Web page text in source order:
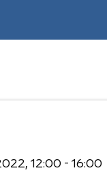
12:00 - 16:00